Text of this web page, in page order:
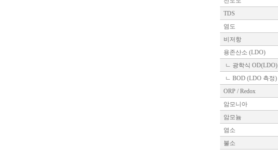
TDS
염도
비저항
용존산소 (LDO)
ㄴ 광학식 OD(LDO)
ㄴ BOD (LDO 측정)
ORP / Redox
암모니아
암모늄
염소
불소